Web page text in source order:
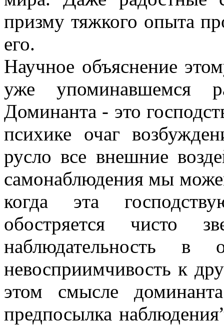
призму тяжкого опыта
его.
Научное объяснение
уже упоминавшемся
Доминанта - это
психике очаг
русло все внешние
самонаблюдения мы
когда эта
обостряется чисто
наблюдательность
невосприимчивость к
этом смысле
предпосылка